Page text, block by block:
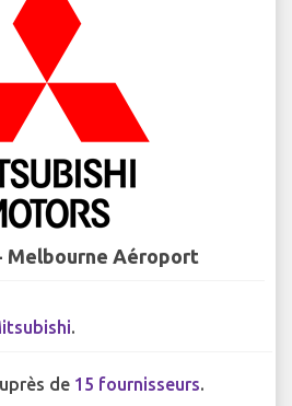
Melbourne Aéroport
.
de 15 fournisseurs.